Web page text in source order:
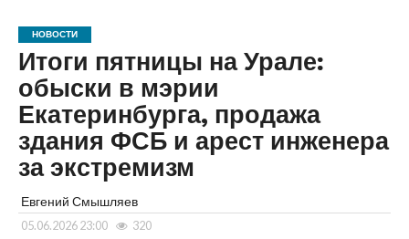
НОВОСТИ
Итоги пятницы на Урале:
обыски в мэрии
Екатеринбурга, продажа
здания ФСБ и арест инженера
за экстремизм
Евгений Смышляев
05.06.2026 23:00 320